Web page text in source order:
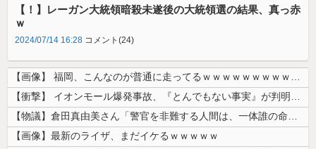
【！】レーガン大統領暗殺未遂後の大統領選の結果、真っ赤
ｗ
2024/07/14 16:28 コメント(24)
【画像】 福岡、こんなのが普通に走ってるｗｗｗｗｗｗｗｗｗｗｗｗｗｗｗ...
【衝撃】 イオンモール爆発事故、『とんでもない事実』が判明してしまう・...
【物議】倉田真由美さん「警官を非難する人間は、一体誰の命を守りたいのか...
【画像】最新のライザ、まだイケるｗｗｗｗｗ